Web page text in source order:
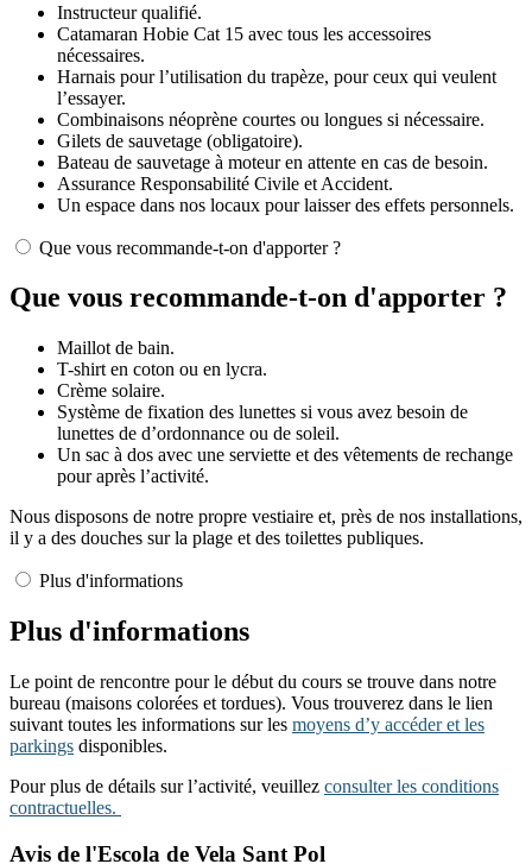
Instructeur qualifié.
Catamaran Hobie Cat 15 avec tous les accessoires
nécessaires.
Harnais pour l’utilisation du trapèze, pour ceux qui veulent
l’essayer.
Combinaisons néoprène courtes ou longues si nécessaire.
Gilets de sauvetage (obligatoire).
Bateau de sauvetage à moteur en attente en cas de besoin.
Assurance Responsabilité Civile et Accident.
Un espace dans nos locaux pour laisser des effets personnels.
Que vous recommande-t-on d'apporter ?
Que vous recommande-t-on d'apporter ?
Maillot de bain.
T-shirt en coton ou en lycra.
Crème solaire.
Système de fixation des lunettes si vous avez besoin de
lunettes de d’ordonnance ou de soleil.
Un sac à dos avec une serviette et des vêtements de rechange
pour après l’activité.
Nous disposons de notre propre vestiaire et, près de nos installations,
il y a des douches sur la plage et des toilettes publiques.
Plus d'informations
Plus d'informations
Le point de rencontre pour le début du cours se trouve dans notre
bureau (maisons colorées et tordues). Vous trouverez dans le lien
suivant toutes les informations sur les moyens d’y accéder et les
parkings disponibles.
Pour plus de détails sur l’activité, veuillez consulter les conditions
contractuelles.
Avis de l'Escola de Vela Sant Pol